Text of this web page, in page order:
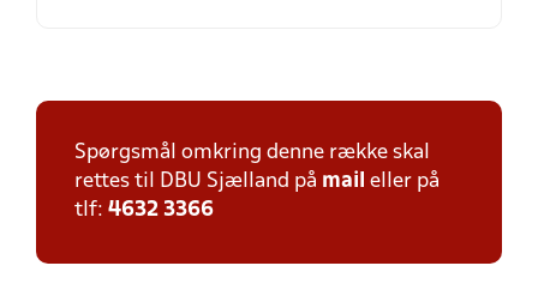
Spørgsmål omkring denne række skal
rettes til DBU Sjælland på mail eller på
tlf: 4632 3366